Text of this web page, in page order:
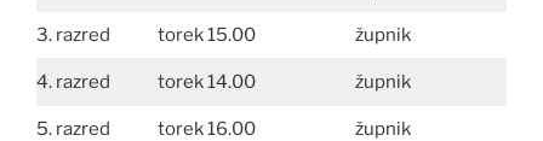
3. razred torek 15.00 župnik
4. razred torek 14.00 župnik
5. razred torek 16.00 župnik